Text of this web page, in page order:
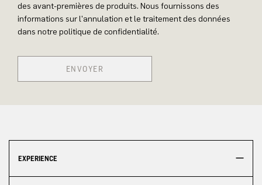
des avant-premières de produits. Nous fournissons des
informations sur l'annulation et le traitement des données
dans notre politique de confidentialité.
ENVOYER
EXPERIENCE